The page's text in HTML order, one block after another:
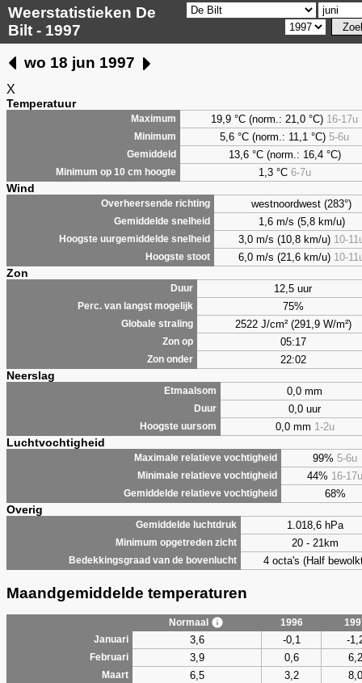
Weerstatistieken De
Bilt - 1997
wo 18 jun 1997
X
Temperatuur
Maximum 19,9 °C (norm.: 21,0 °C) 16-17u
Minimum 5,6 °C (norm.: 11,1 °C) 5-6u
Gemiddeld 13,6 °C (norm.: 16,4 °C)
Minimum op 10 cm hoogte 1,3°C 6-7u
Wind
Overheersende richting westnoordwest (283°)
Gemiddelde snelheid 1,6 m/s (5,8 km/u)
Hoogste uurgemiddelde snelheid 3,0 m/s (10,8 km/u) 10-
Hoogste stoot 6,0 m/s (21,6 km/u) 10-
Zon
Duur 12,5 uur
Perc. van langst mogelijk 75%
Globale straling 2522 J/cm² (291,9 W/m²)
Zon op 05:17
Zon onder 22:02
Neerslag
Etmaalsom 0,0 mm
Duur 0,0 uur
Hoogste uursom 0,0 mm 1-2u
Luchtvochtigheid
Maximale relatieve vochtigheid 99% 5-6u
Minimale relatieve vochtigheid 44% 16-17u
Gemiddelde relatieve vochtigheid 68%
Overig
Gemiddelde luchtdruk 1.018,6 hPa
Minimum opgetreden zicht 20 - 21km
Bedekkingsgraad van de bovenlucht 4 octa's (Half
Maandgemiddelde temperaturen
Normaal 1996
Januari
3,6 -0,1 -
Februari 3,9 0,6 6,2
Maart 6,5 3,2 8,0